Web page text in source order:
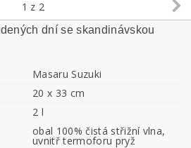
1 z 2
dní se skandinávskou
Masaru Suzuki
20 x 33 cm
2 l
obal 100% čistá střižní vlna,
uvnitř termoforu pryž